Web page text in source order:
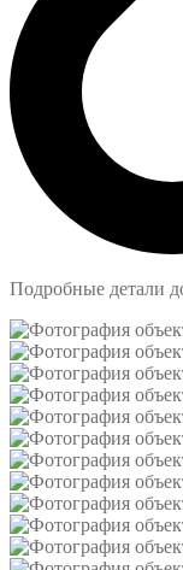
Подробные детали